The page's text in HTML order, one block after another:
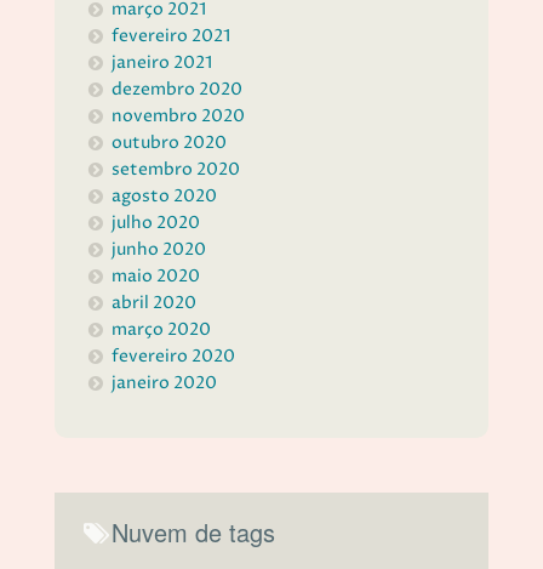
março 2021
fevereiro 2021
janeiro 2021
dezembro 2020
novembro 2020
outubro 2020
setembro 2020
agosto 2020
julho 2020
junho 2020
maio 2020
abril 2020
março 2020
fevereiro 2020
janeiro 2020
Nuvem de tags